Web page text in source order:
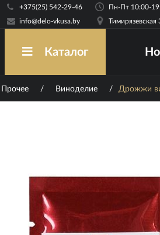
+375(25) 542-29-46
info@delo-vkusa.by
Тимирязевская
Каталог
Прочее / Виноделие / Дрожжи